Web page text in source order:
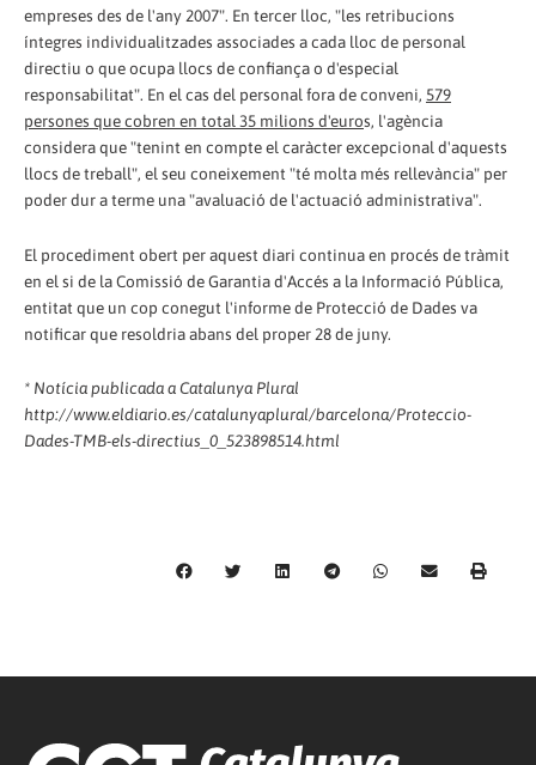
empreses des de l'any 2007". En tercer lloc, "les retribucions
íntegres individualitzades associades a cada lloc de personal
directiu o que ocupa llocs de confiança o d'especial
responsabilitat". En el cas del personal fora de conveni, 579
persones que cobren en total 35 milions d'euros, l'agència
considera que "tenint en compte el caràcter excepcional d'aquests
llocs de treball", el seu coneixement "té molta més rellevància" per
poder dur a terme una "avaluació de l'actuació administrativa".
El procediment obert per aquest diari continua en procés de tràmit
en el si de la Comissió de Garantia d'Accés a la Informació Pública,
entitat que un cop conegut l'informe de Protecció de Dades va
notificar que resoldria abans del proper 28 de juny.
* Notícia publicada a Catalunya Plural
http://www.eldiario.es/catalunyaplural/barcelona/Proteccio-
Dades-TMB-els-directius_0_523898514.html